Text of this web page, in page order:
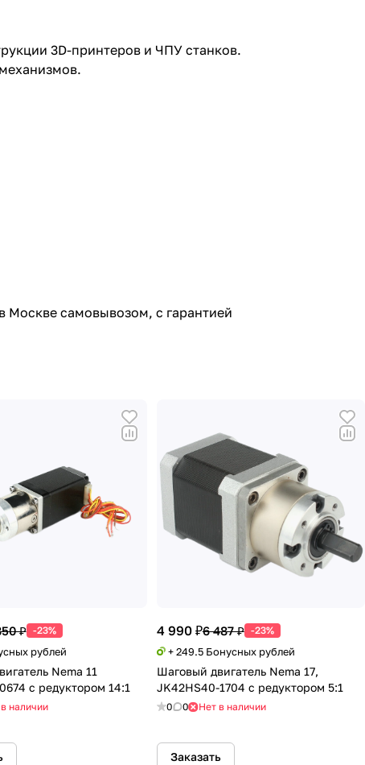
3D-принтеров и ЧПУ станков.
Москве самовывозом, с гарантией
₽ -23%
рублей
Nema 11
с редуктором 14:1
наличии
4 990 ₽6 487 ₽ -23%
+ 249.5 Бонусных рублей
Шаговый двигатель Nema 17,
JK42HS40-1704 с редуктором 5:1
0 0 Нет в наличии
Заказать